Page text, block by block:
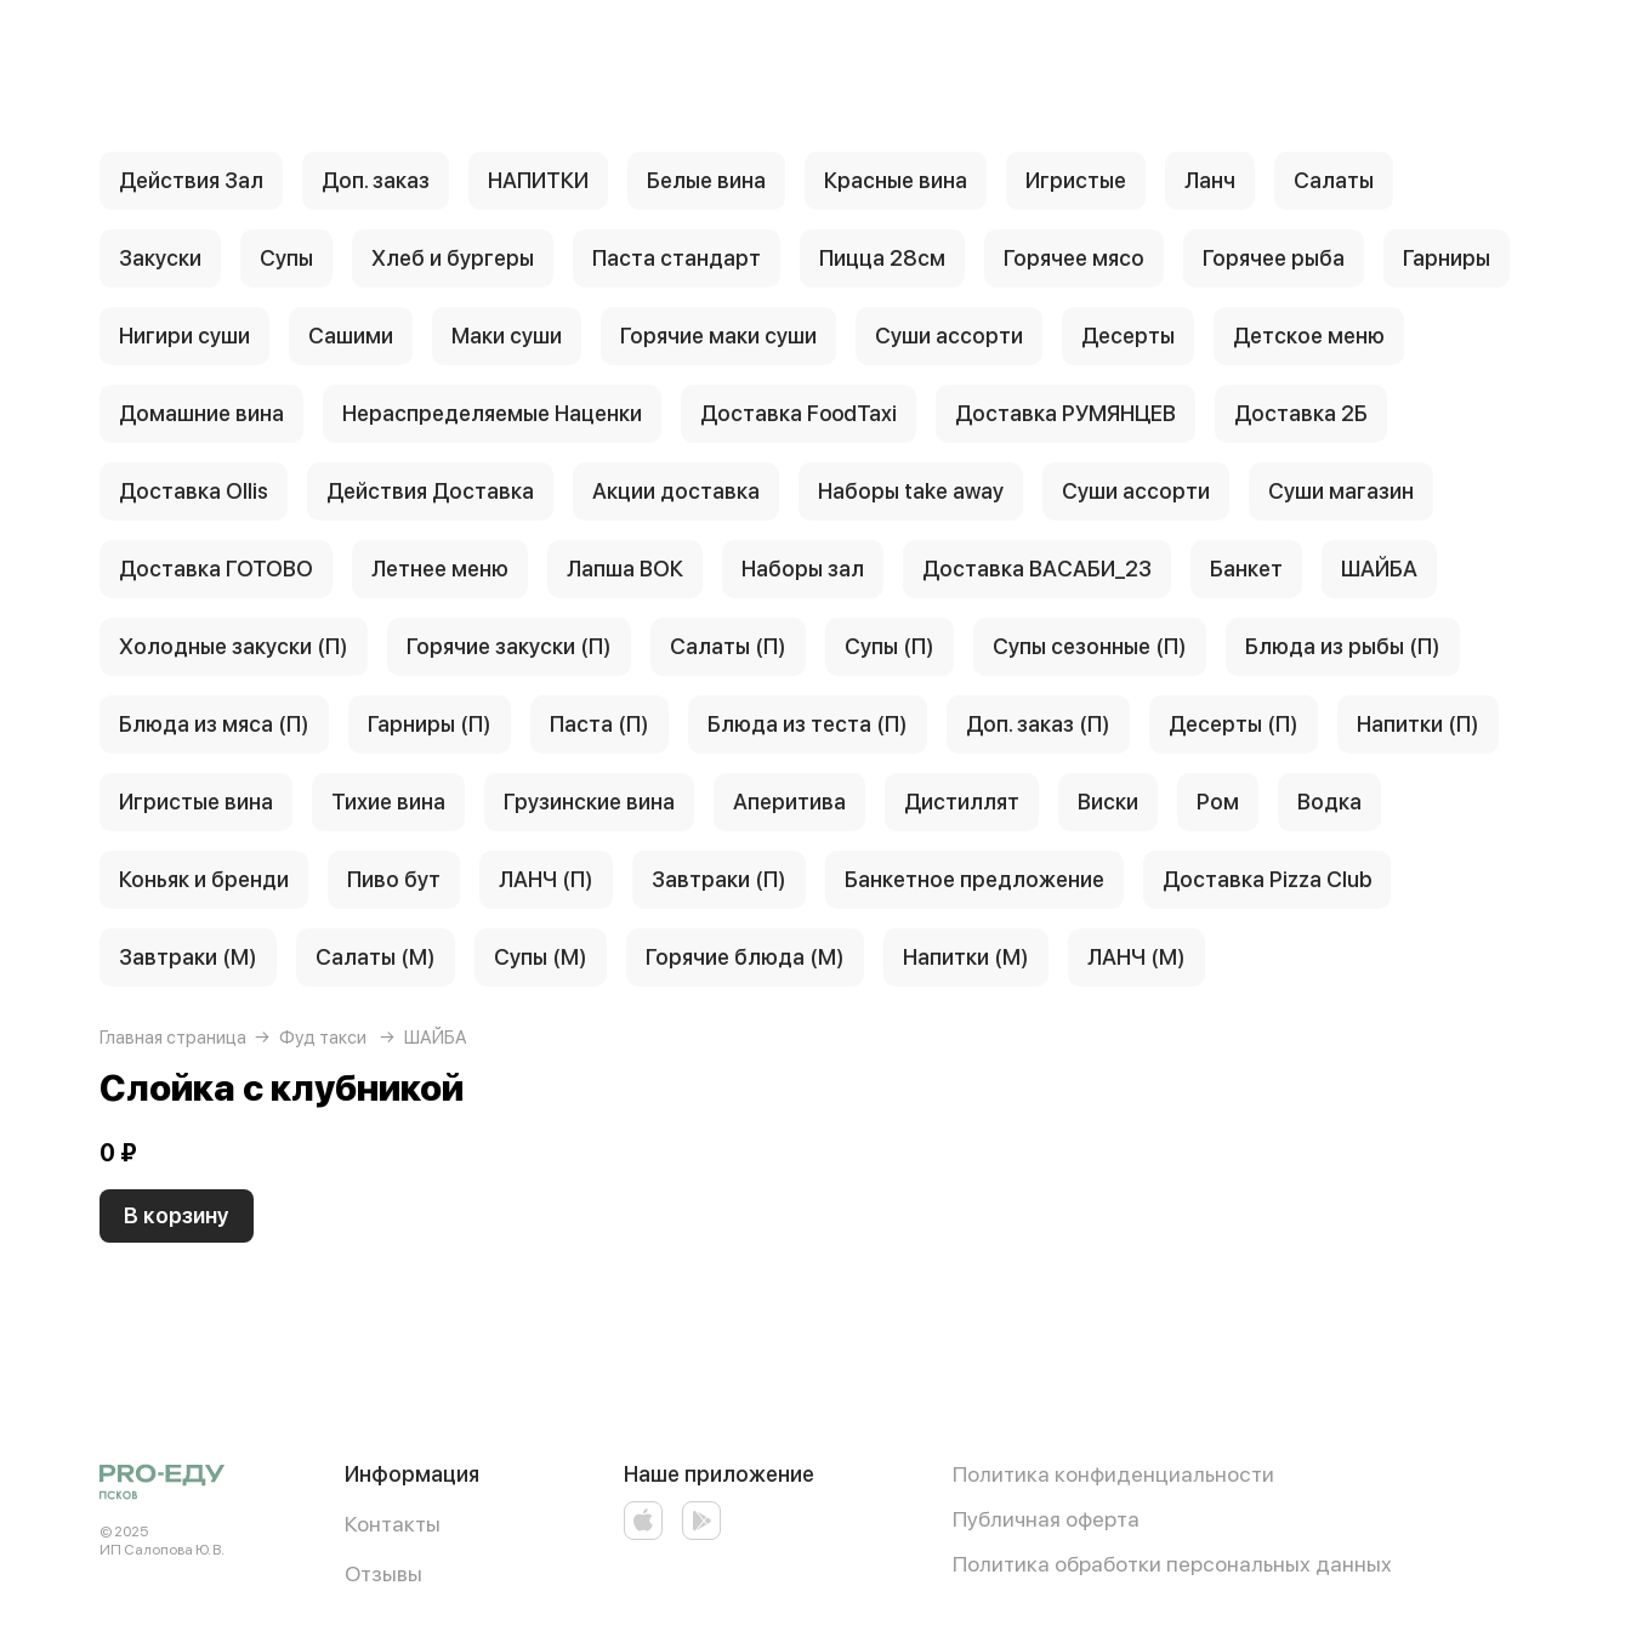
Действия Зал Доп. заказ НАПИТКИ Белые вина Красные вина Игристые Ланч Салаты
Закуски Супы Хлеб и бургеры Паста стандарт Пицца 28см Горячее мясо Горячее рыба Гарниры
Нигири суши Сашими Маки суши Горячие маки суши Суши ассорти Десерты Детское меню
Домашние вина Нераспределяемые Наценки Доставка FoodTaxi Доставка РУМЯНЦЕВ Доставка 2Б
Доставка Ollis Действия Доставка Акции доставка Наборы take away Суши ассорти Суши магазин
Доставка ГОТОВО Летнее меню Лапша ВОК Наборы зал Доставка ВАСАБИ_23 Банкет ШАЙБА
Холодные закуски (П) Горячие закуски (П) Салаты (П) Супы (П) Супы сезонные (П) Блюда из рыбы (П)
Блюда из мяса (П) Гарниры (П) Паста (П) Блюда из теста (П) Доп. заказ (П) Десерты (П) Напитки (П)
Игристые вина Тихие вина Грузинские вина Аперитива Дистиллят Виски Ром Водка
Коньяк и бренди Пиво бут ЛАНЧ (П) Завтраки (П) Банкетное предложение Доставка Pizza Club
Завтраки (М) Салаты (М) Супы (М) Горячие блюда (М) Напитки (М) ЛАНЧ (М)
Главная страница Фуд такси ШАЙБА
Слойка с клубникой
0 ₽
В корзину
© 2025
ИП Салопова Ю. В.
Информация
Контакты
Отзывы
Наше приложение
Политика конфиденциальности
Публичная оферта
Политика обработки персональных данных